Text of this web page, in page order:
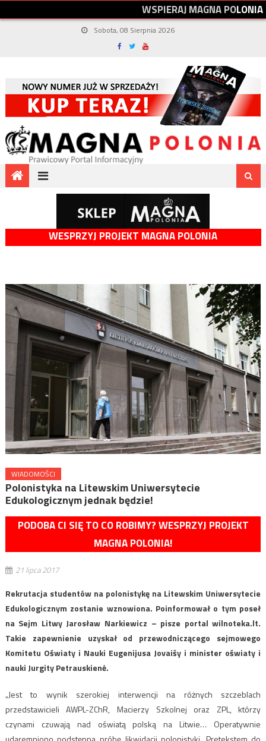
WSPIERAJMAGNAPOLONIA
Sobota, 08 Sierpnia 2026
WESPRZYJ PROJEKT MAGNA POLONIA
WIADOMOŚCI
Polonistyka na Litewskim Uniwersytecie
Edukologicznym jednak będzie!
PODOBA CI SIĘ TO CO ROBIMY? WESPRZYJ PROJEKT
MAGNA POLONIA!
21 lipca 2017
Rekrutacja studentów na polonistykę na Litewskim Uniwersytecie
Edukologicznym zostanie wznowiona. Poinformował o tym poseł
na Sejm Litwy Jarosław Narkiewicz – pisze portal wilnoteka.lt.
Takie zapewnienie uzyskał od przewodniczącego sejmowego
Komitetu Oświaty i Nauki Eugenijusa Jovaišy i minister oświaty i
nauki Jurgity Petrauskienė.
„Jest to wynik szerokiej interwencji na różnych szczeblach
przedstawicieli AWPL-ZChR, Macierzy Szkolnej oraz ZPL, którzy
czynami czuwają nad oświatą polską na Litwie… Operatywnie